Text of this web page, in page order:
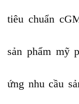
tiêu chuẩn
sản phẩm mỹ
ứng nhu cầu